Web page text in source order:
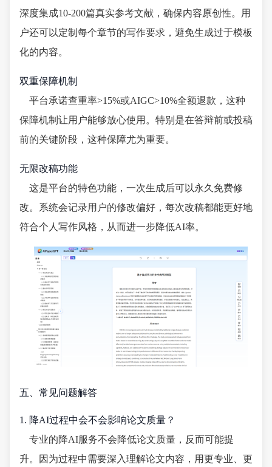
深度集成10-200篇真实参考文献，确保内容原创性。用
户还可以定制每个章节的写作要求，避免生成过于模板
化的内容。
双重保障机制
平台承诺查重率>15%或AIGC>10%全额退款，这种
保障机制让用户能够放心使用。特别是在答辩前或投稿
前的关键阶段，这种保障尤为重要。
无限改稿功能
这是平台的特色功能，一次生成后可以永久免费修
改。系统会记录用户的修改偏好，每次改稿都能更好地
符合个人写作风格，从而进一步降低AI率。
五、常见问题解答
1. 降AI过程中会不会影响论文质量？
专业的降AI服务不会降低论文质量，反而可能提
升。因为过程中需要深入理解论文内容，用更专业、更